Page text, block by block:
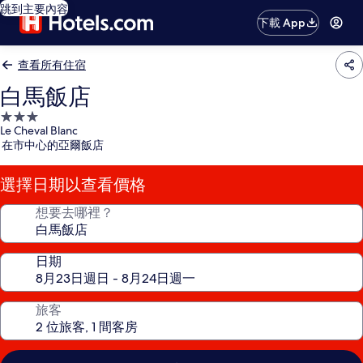
跳到主要內容
下載 App
查看所有住宿
白馬飯店
3.0
星
級
住
宿
Le Cheval Blanc
在市中心的亞爾飯店
選擇日期以查看價格
想要去哪裡？
日期
旅客